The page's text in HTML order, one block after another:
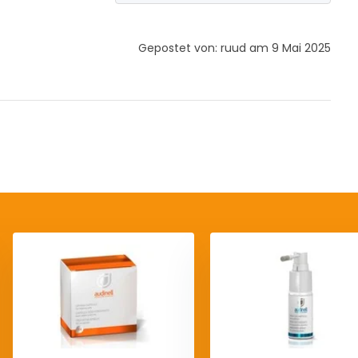
Gepostet von: ruud am 9 Mai 2025